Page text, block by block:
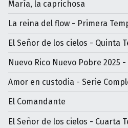
María, la caprichosa
La reina del flow - Primera
El Señor de los cielos - Quinta
Nuevo Rico Nuevo Pobre 2025
Amor en custodia - Serie
El Comandante
El Señor de los cielos - Cuarta